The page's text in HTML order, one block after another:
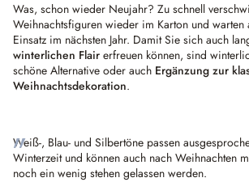
Was, schon wieder Neujahr? Zu schnell
Weihnachtsfiguren wieder im Karton und warten
Einsatz im nächsten Jahr. Damit Sie sich auch
winterlichen Flair erfreuen können, sind
schöne Alternative oder auch Ergänzung zur
Weihnachtsdekoration.
Weiß-, Blau- und Silbertöne passen
Winterzeit und können auch nach Weihnachten
noch ein wenig stehen gelassen werden.